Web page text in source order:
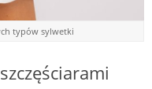
typów sylwetki